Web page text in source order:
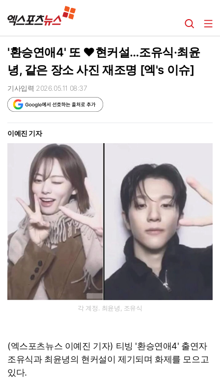
'환승연애4' 또 ♥현커설…조유식·최윤
녕, 같은 장소 사진 재조명 [엑's 이슈]
기사입력 2026.05.11 08:37
이예진 기자
각 계정. 최윤녕, 조유식
(엑스포츠뉴스 이예진 기자) 티빙 '환승연애4' 출연자
조유식과 최윤녕의 현커설이 제기되며 화제를 모으고
있다.